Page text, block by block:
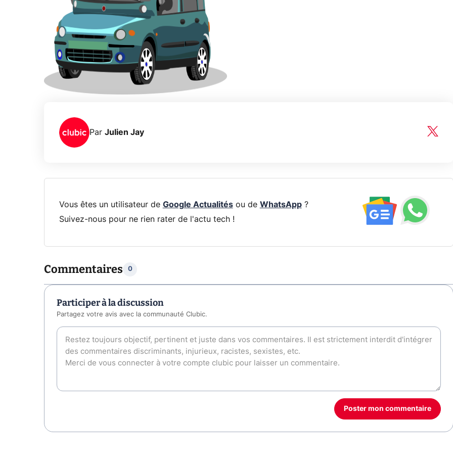
Par Julien Jay
Vous êtes un utilisateur de Google Actualitésou de WhatsApp?
Suivez-nous pour ne rien rater de l'actu tech !
Commentaires 0
Participer à la discussion
Partagez votre avis avec la communauté Clubic.
Poster mon commentaire